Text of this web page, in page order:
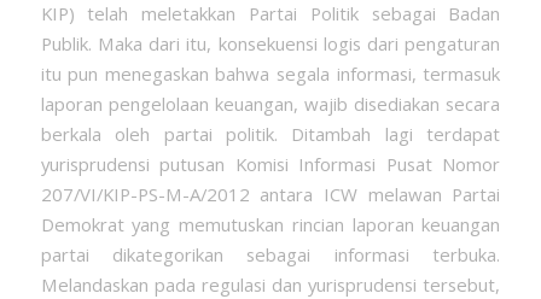
KIP) telah meletakkan Partai Politik sebagai Badan
Publik. Maka dari itu, konsekuensi logis dari pengaturan
itu pun menegaskan bahwa segala informasi, termasuk
laporan pengelolaan keuangan, wajib disediakan secara
berkala oleh partai politik. Ditambah lagi terdapat
yurisprudensi putusan Komisi Informasi Pusat Nomor
207/VI/KIP-PS-M-A/2012 antara ICW melawan Partai
Demokrat yang memutuskan rincian laporan keuangan
partai dikategorikan sebagai informasi terbuka.
Melandaskan pada regulasi dan yurisprudensi tersebut,